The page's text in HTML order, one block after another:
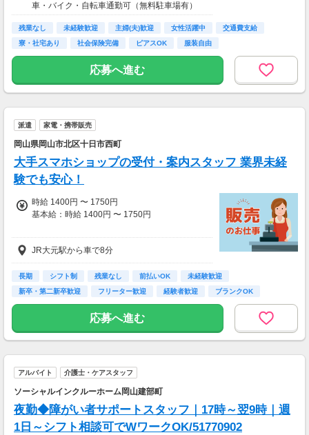
※学生は応募不可（卒業見込みで、社会人予定
の方は卒業後に派遣登録が可能です。）
車・バイク・自転車通勤可（無料駐車場有）
残業なし 未経験歓迎 主婦(夫)歓迎 女性活躍中
交通費支給
寮・社宅あり
社会保険完備 ピアスOK 服装自由
応募へ進む
派遣 家電・携帯販売
岡山県岡山市北区十日市西町
大手スマホショップの受付・案内スタッフ 業界未経
験でも安心！
時給 1400円 〜 1750円
基本給：時給 1400円 〜 1750円
◯完全週休二日制（平日休みになります）
◯有給休暇100％消化OK
◯育休・産休あり
【給与例】
円（残業月5.5時間）＝月256,025円！
入社一ヶ月目から25万円可能です♪
JR大元駅から車で8分
長期 シフト制 残業なし 前払いOK
未経験歓迎
新卒・第二新卒歓迎
フリーター歓迎 経験者歓迎 ブランクOK
応募へ進む
アルバイト 介護士・ケアスタッフ
ソーシャルインクルーホーム岡山建部町
夜勤◆障がい者サポートスタッフ｜17時～翌9時｜週
1日～シフト相談可でWワークOK/51770902